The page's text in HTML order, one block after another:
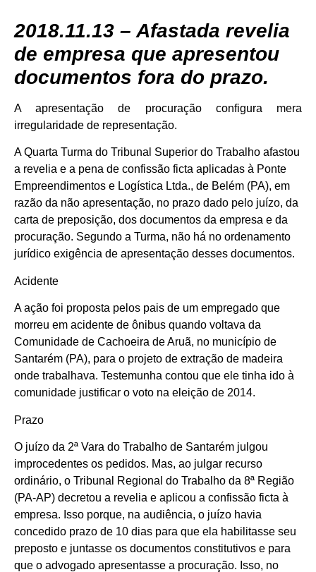
2018.11.13 – Afastada revelia
de empresa que apresentou
documentos fora do prazo.
A apresentação de procuração configura mera
irregularidade de representação.
A Quarta Turma do Tribunal Superior do Trabalho afastou
a revelia e a pena de confissão ficta aplicadas à Ponte
Empreendimentos e Logística Ltda., de Belém (PA), em
razão da não apresentação, no prazo dado pelo juízo, da
carta de preposição, dos documentos da empresa e da
procuração. Segundo a Turma, não há no ordenamento
jurídico exigência de apresentação desses documentos.
Acidente
A ação foi proposta pelos pais de um empregado que
morreu em acidente de ônibus quando voltava da
Comunidade de Cachoeira de Aruã, no município de
Santarém (PA), para o projeto de extração de madeira
onde trabalhava. Testemunha contou que ele tinha ido à
comunidade justificar o voto na eleição de 2014.
Prazo
O juízo da 2ª Vara do Trabalho de Santarém julgou
improcedentes os pedidos. Mas, ao julgar recurso
ordinário, o Tribunal Regional do Trabalho da 8ª Região
(PA-AP) decretou a revelia e aplicou a confissão ficta à
empresa. Isso porque, na audiência, o juízo havia
concedido prazo de 10 dias para que ela habilitasse seu
preposto e juntasse os documentos constitutivos e para
que o advogado apresentasse a procuração. Isso, no